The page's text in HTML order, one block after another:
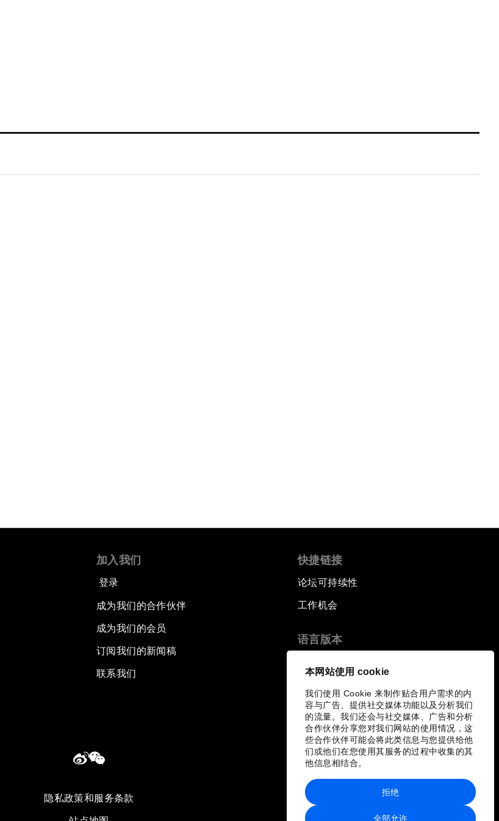
本网站使用 cookie
我们使用 Cookie 来制作贴合用户需求的内
容与广告、提供社交媒体功能以及分析我们
的流量。我们还会与社交媒体、广告和分析
合作伙伴分享您对我们网站的使用情况，这
些合作伙伴可能会将此类信息与您提供给他
们或他们在您使用其服务的过程中收集的其
他信息相结合。
全部允许
拒绝
加入我们
登录
成为我们的合作伙伴
成为我们的会员
订阅我们的新闻稿
联系我们
快捷链接
论坛可持续性
工作机会
语言版本
隐私政策和服务条款